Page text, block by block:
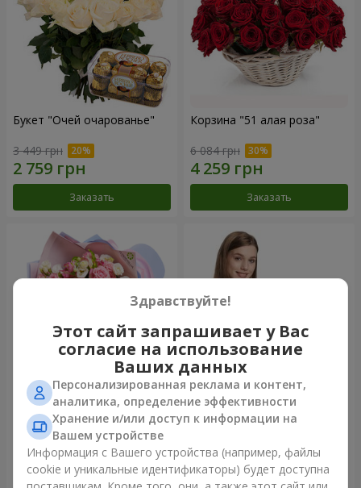
Букет "Очей очарованье"
3 449 грн
Заказать
Корзина "51 алая роза"
6 084 грн
Заказать
Букет "Сказка моей жизни"
2 399 грн
Заказать
Корзина "Ангелочек"
Заказать
Здравствуйте!
Этот сайт запрашивает у Вас
согласие на использование
Ваших данных
Персонализированная реклама и контент,
аналитика, определение эффективности
Хранение и/или доступ к информации на
Вашем устройстве
Информация с Вашего устройства (например, файлы
cookie и уникальные идентификаторы) будет доступна